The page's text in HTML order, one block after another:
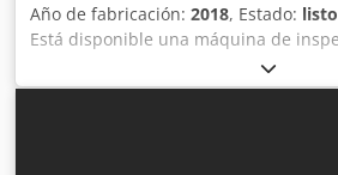
Año de fabricación: 2018, Estado:
Está disponible una máquina de
para el control de etiquetas y sellos
Tecnología de cámara: configuración
ubicación de las cámaras: parte